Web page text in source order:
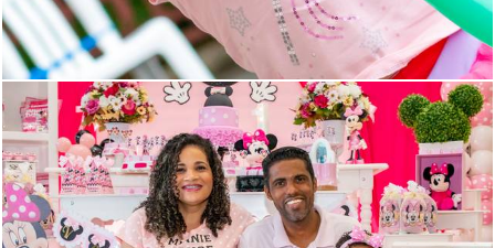
1108 0